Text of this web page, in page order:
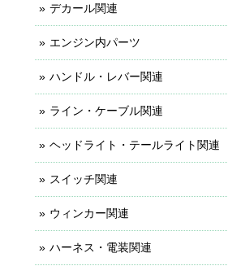
デカール関連
エンジン内パーツ
ハンドル・レバー関連
ライン・ケーブル関連
ヘッドライト・テールライト関連
スイッチ関連
ウィンカー関連
ハーネス・電装関連